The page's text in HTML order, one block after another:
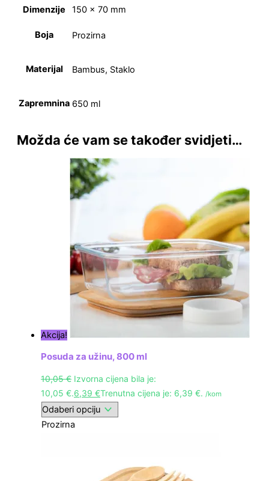
Dimenzije
150 × 70 mm
Boja Prozirna
Materijal Bambus, Staklo
Zapremnina 650 ml
Možda će vam se također svidjeti…
Akcija!
Posuda za užinu, 800 ml
10,05€ Izvorna cijena bila je:
10,05 €.6,39 €Trenutna cijena je: 6,39 €. /kom
Prozirna